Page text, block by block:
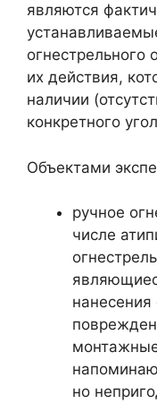
являются
огнестрельного
их действия,
наличии
конкретного
Объектами
ручное
числе
нанесения
но